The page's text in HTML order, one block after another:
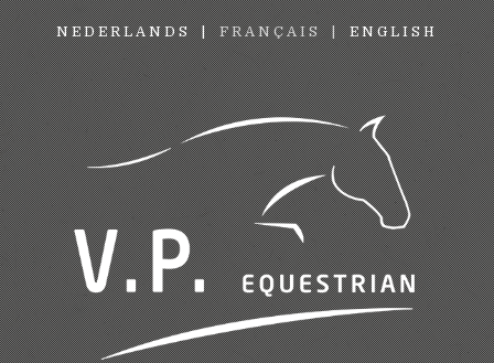
NEDERLANDS FRANÇAIS ENGLISH